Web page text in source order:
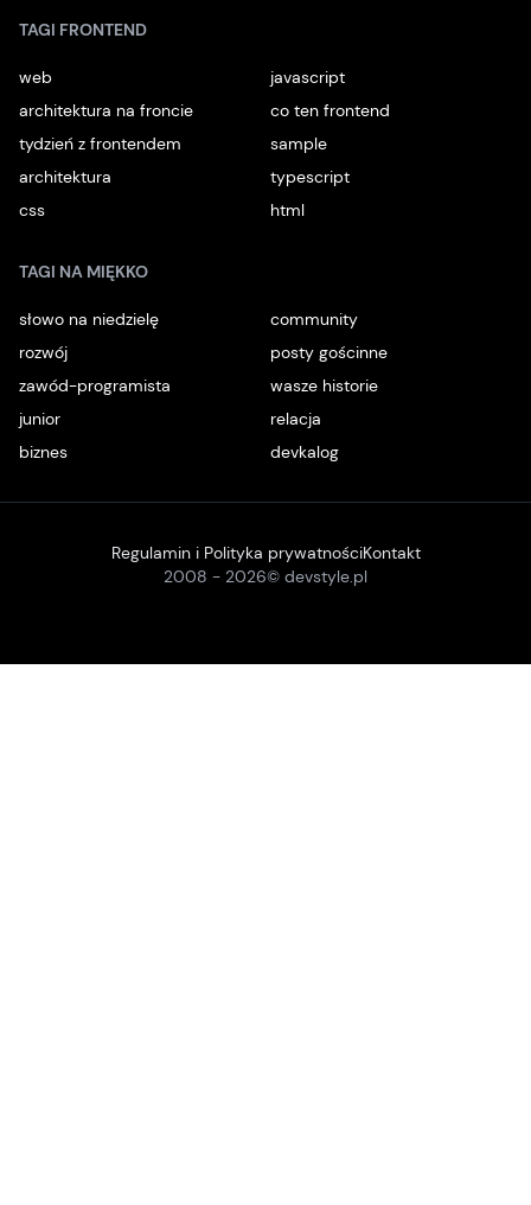
TAGI FRONTEND
web
javascript
architektura na froncie
co ten frontend
tydzień z frontendem
sample
architektura
typescript
css
html
TAGI NA MIĘKKO
słowo na niedzielę
community
rozwój
posty gościnne
zawód-programista
wasze historie
junior
relacja
biznes
devkalog
2008 - 2026© devstyle.pl
Regulamin i Polityka prywatnościKontakt